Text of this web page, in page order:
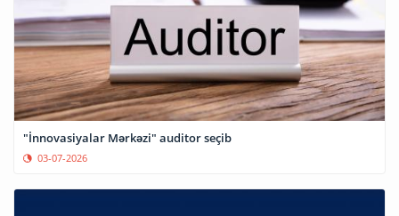
"İnnovasiyalar Mərkəzi" auditor seçib
03-07-2026